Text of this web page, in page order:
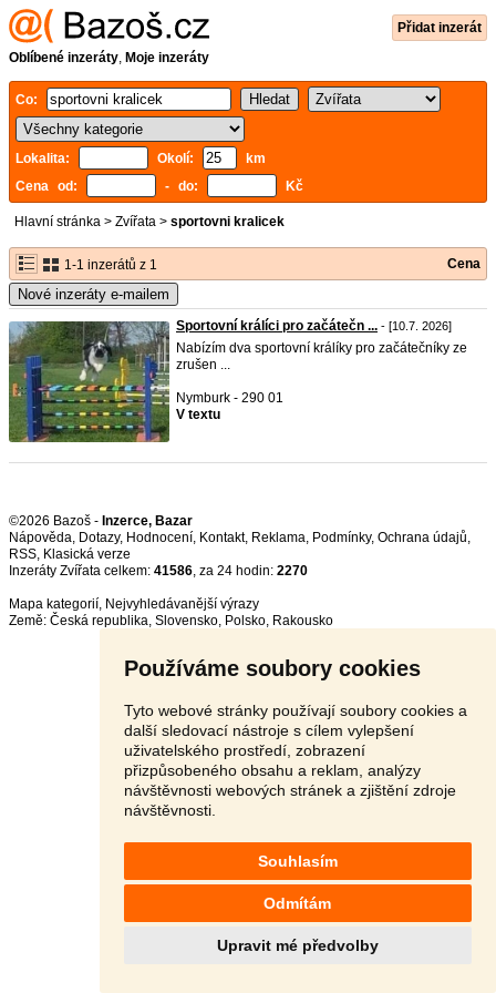
Používáme soubory cookies
Tyto webové stránky používají soubory cookies a
další sledovací nástroje s cílem vylepšení
uživatelského prostředí, zobrazení
přizpůsobeného obsahu a reklam, analýzy
návštěvnosti webových stránek a zjištění zdroje
návštěvnosti.
Souhlasím
Odmítám
Upravit mé předvolby
Přidat inzerát
Oblíbené inzeráty, Moje inzeráty
Co:
Lokalita: Okolí:
km
Cena od:
- do: Kč
Hlavní stránka > Zvířata > sportovni kralicek
1-1 inzerátů z 1 Cena
Nové inzeráty e-mailem
Sportovní králíci pro začátečn ... - [10.7. 2026]
Nabízím dva sportovní králíky pro začátečníky ze
zrušen ...
Nymburk - 290 01
V textu
©2026 Bazoš - Inzerce, Bazar
Nápověda, Dotazy, Hodnocení, Kontakt, Reklama, Podmínky, Ochrana údajů,
RSS,
Inzeráty Zvířata celkem: 41586, za 24 hodin: 2270
Mapa kategorií, Nejvyhledávanější výrazy
Země: Česká republika, Slovensko, Polsko, Rakousko